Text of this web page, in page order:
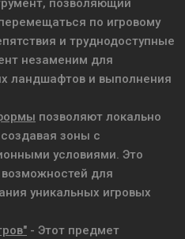
позволяющий
по игровому
и труднодоступные
незаменим для
ландшафтов и выполнения
позволяют локально
зоны с
условиями. Это
для
уникальных игровых
- Этот предмет